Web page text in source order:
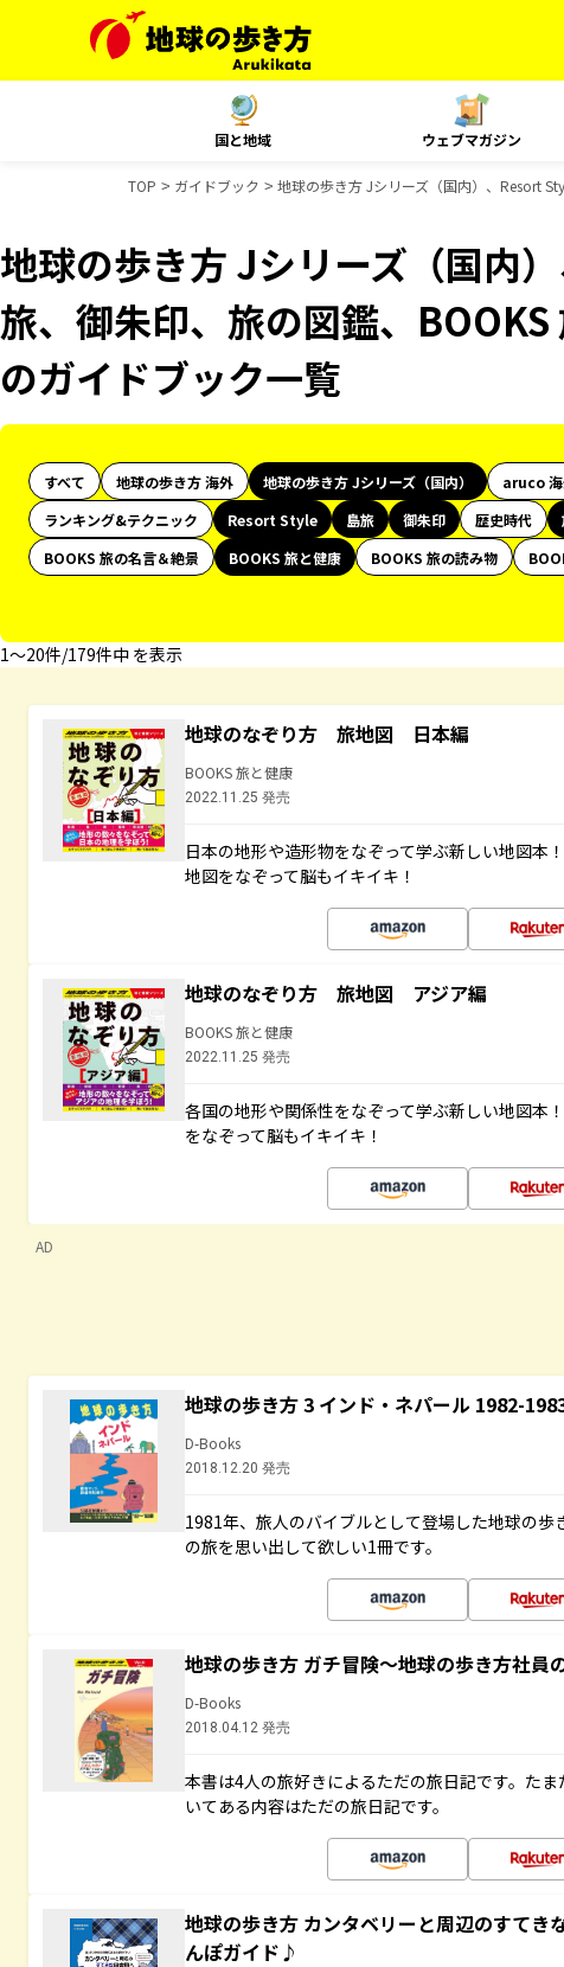
国と地域 ウェブマガジン
TOP ガイドブック 地球の歩き方 Jシリーズ（国内）、Resort
地球の歩き方 Jシリーズ（国内
旅、御朱印、旅の図鑑、
のガイドブック一覧
すべて 地球の歩き方 海外 地球の歩き方 Jシリーズ（国内） aruco
ランキング&テクニック
Resort Style 島旅 御朱印 歴史時代
BOOKS 旅の名言＆絶景
BOOKS 旅と健康 BOOKS 旅の読み物
1〜20件/179件中 を表示
地球のなぞり方 旅地図 日本編
BOOKS 旅と健康
2022.11.25 発売
日本の地形や造形物をなぞって学ぶ新しい地図本
地図をなぞって脳もイキイキ！
地球のなぞり方 旅地図 アジア編
BOOKS 旅と健康
2022.11.25 発売
各国の地形や関係性をなぞって学ぶ新しい地図本
をなぞって脳もイキイキ！
AD
地球の歩き方 3 インド・ネパール 1982-
D-Books
2018.12.20 発売
1981年、旅人のバイブルとして登場した地球の
の旅を思い出して欲しい1冊です。
地球の歩き方 ガチ冒険～地球の歩き方社員
D-Books
2018.04.12 発売
本書は4人の旅好きによるただの旅日記です。た
いてある内容はただの旅日記です。
地球の歩き方 カンタベリーと周辺のすてき
んぽガイド♪